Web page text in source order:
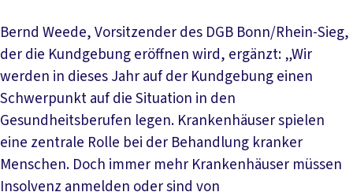
Bernd Weede, Vorsitzender des DGB Bonn/Rhein-Sieg,
der die Kundgebung eröffnen wird, ergänzt: „Wir
werden in dieses Jahr auf der Kundgebung einen
Schwerpunkt auf die Situation in den
Gesundheitsberufen legen. Krankenhäuser spielen
eine zentrale Rolle bei der Behandlung kranker
Menschen. Doch immer mehr Krankenhäuser müssen
Insolvenz anmelden oder sind von